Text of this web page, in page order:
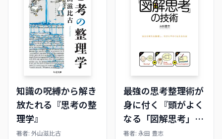
知識の呪縛から解き
放たれる『思考の整
理学』
著者: 外山滋比古
最強の思考整理術が
身に付く『頭がよく
なる「図解思考」の
技術』
著者: 永田 豊志